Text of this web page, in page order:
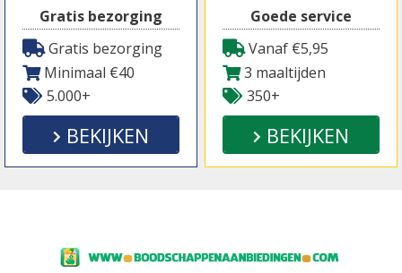
Gratis bezorging
Gratis bezorging
Minimaal €40
5.000+
BEKIJKEN
Goede service
Vanaf €5,95
3 maaltijden
350+
BEKIJKEN